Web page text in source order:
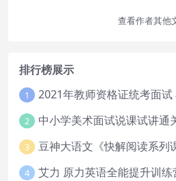
查看作者其他
排行榜展示
1
2
3 豆神大语文《快解阅读系列
4 艾力 原力英语全能提升训